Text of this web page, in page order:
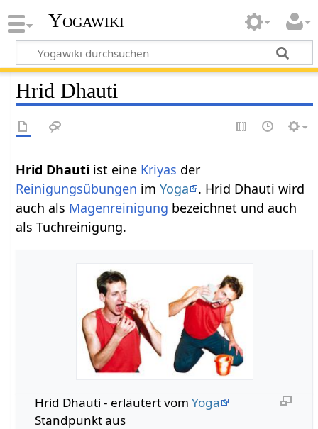
Yogawiki
Hrid Dhauti
Hrid Dhauti ist eine Kriyas der
Reinigungsübungen imYoga
. Hrid Dhauti wird
auch als Magenreinigung bezeichnet und auch
als Tuchreinigung.
Hrid Dhauti - erläutert vom Yoga
Standpunkt aus